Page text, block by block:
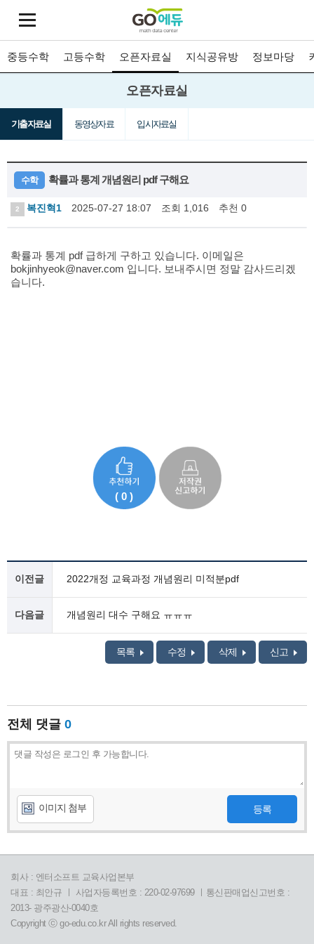
중등수학 고등수학 오픈자료실 지식공유방 정보마당
오픈자료실
기출자료실 동영상자료 입시자료실
수학 확률과 통계 개념원리 pdf 구해요
2 복진혁1 2025-07-27 18:07 조회 1,016 추천 0
확률과 통계 pdf 급하게 구하고 있습니다. 이메일은
bokjinhyeok@naver.com 입니다. 보내주시면 정말 감사드리겠
습니다.
( 0 )
이전글 2022개정 교육과정 개념원리 미적분pdf
다음글 개념원리 대수 구해요 ㅠㅠㅠ
목록 수정 삭제 신고
전체 댓글 0
이미지 첨부 등록
회사 : 엔터소프트 교육사업본부
대표 : 최안규 ㅣ 사업자등록번호 : 220-02-97699 ㅣ통신판매업신고번호 :
2013- 광주광산-0040호
Copyright ⓒ go-edu.co.kr All rights reserved.